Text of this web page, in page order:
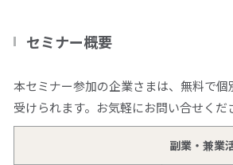
セミナー概要
本セミナー参加の企業さまは、無料で
受けられます。お気軽にお問い合せくだ
副業・兼業